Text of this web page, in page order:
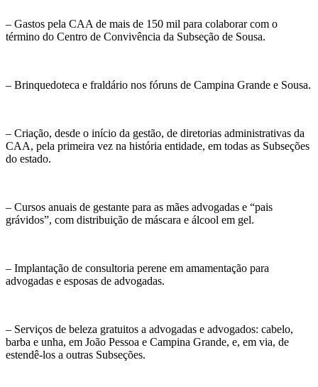
– Gastos pela CAA de mais de 150 mil para colaborar com o
término do Centro de Convivência da Subseção de Sousa.
– Brinquedoteca e fraldário nos fóruns de Campina Grande e Sousa.
– Criação, desde o início da gestão, de diretorias administrativas da
CAA, pela primeira vez na história entidade, em todas as Subseções
do estado.
– Cursos anuais de gestante para as mães advogadas e “pais
grávidos”, com distribuição de máscara e álcool em gel.
– Implantação de consultoria perene em amamentação para
advogadas e esposas de advogadas.
– Serviços de beleza gratuitos a advogadas e advogados: cabelo,
barba e unha, em João Pessoa e Campina Grande, e, em via, de
estendê-los a outras Subseções.